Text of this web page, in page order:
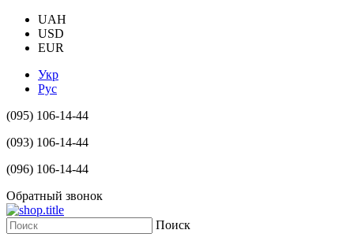
UAH
USD
EUR
Укр
Рус
(095) 106-14-44
(093) 106-14-44
(096) 106-14-44
Обратный звонок
Поиск